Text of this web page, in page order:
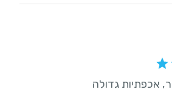
אכפתיות גדולה